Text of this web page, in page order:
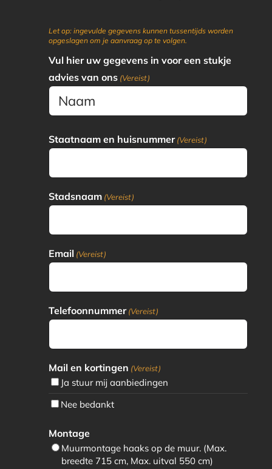
Let op: ingevulde gegevens kunnen tussentijds worden
opgeslagen om je aanvraag op te volgen.
Vul hier uw gegevens in voor een stukje
advies van ons (Vereist)
en
Staatnaam en huisnummer (Vereist)
Stadsnaam (Vereist)
Email (Vereist)
Telefoonnummer (Vereist)
Mail en kortingen (Vereist)
Ja stuur mij aanbiedingen
Nee bedankt
Montage
Muurmontage haaks op de muur. (Max.
breedte 715 cm, Max. uitval 550 cm)